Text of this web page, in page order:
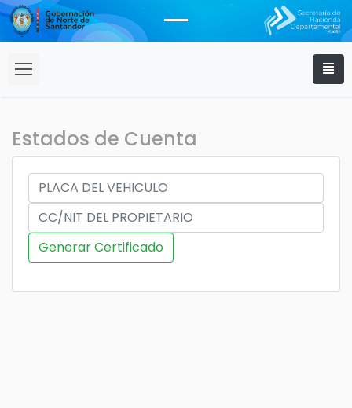
Estados de Cuenta
Generar Certificado